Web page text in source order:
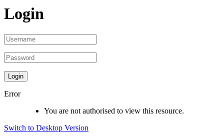
Login
Error
You are not authorised to view this resource.
Switch to Desktop Version